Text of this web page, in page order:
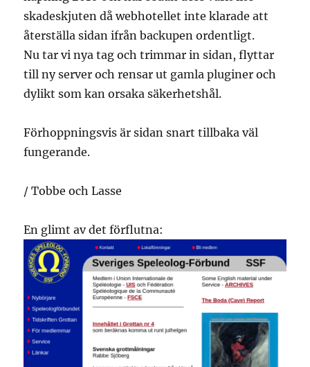
skadeskjuten då webhotellet inte klarade att
återställa sidan ifrån backupen ordentligt.
Nu tar vi nya tag och trimmar in sidan, flyttar
till ny server och rensar ut gamla pluginer och
dylikt som kan orsaka säkerhetshål.
Förhoppningsvis är sidan snart tillbaka väl
fungerande.
/ Tobbe och Lasse
En glimt av det förflutna: